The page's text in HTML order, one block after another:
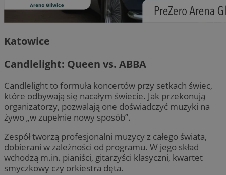
Katowice
Candlelight: Queen vs. ABBA
Candlelight to formuła koncertów przy setkach świec,
które odbywają się nacałym świecie. Jak przekonują
organizatorzy, pozwalają one doświadczyć muzyki na
żywo „w zupełnie nowy sposób”.
Zespół tworzą profesjonalni muzycy z całego świata,
dobierani w zależności od programu. W jego skład
wchodzą m.in. pianiści, gitarzyści klasyczni, kwartet
smyczkowy czy orkiestra dęta.